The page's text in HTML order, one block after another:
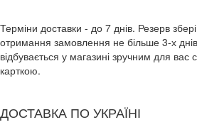
Терміни доставки - до 7 днів. Резерв
отримання замовлення не більше 3-х
відбувається у магазині зручним для вас
карткою.
ДОСТАВКА ПО УКРАЇНІ